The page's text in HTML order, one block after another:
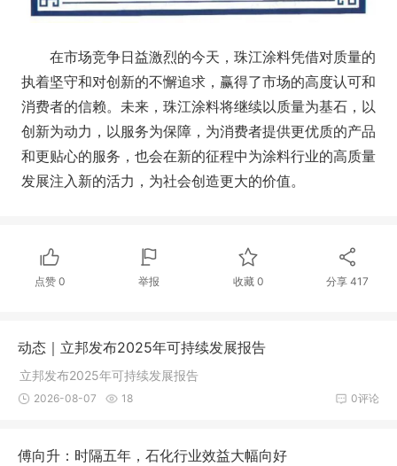
在市场竞争日益激烈的今天，珠江涂料凭借对质量的
执着坚守和对创新的不懈追求，赢得了市场的高度认可和
消费者的信赖。未来，珠江涂料将继续以质量为基石，以
创新为动力，以服务为保障，为消费者提供更优质的产品
和更贴心的服务，也会在新的征程中为涂料行业的高质量
发展注入新的活力，为社会创造更大的价值。
点赞 0 举报 收藏 0 分享 417
动态｜立邦发布2025年可持续发展报告​
立邦发布2025年可持续发展报告​
0评论
2026-08-07 18
傅向升：时隔五年，石化行业效益大幅向好